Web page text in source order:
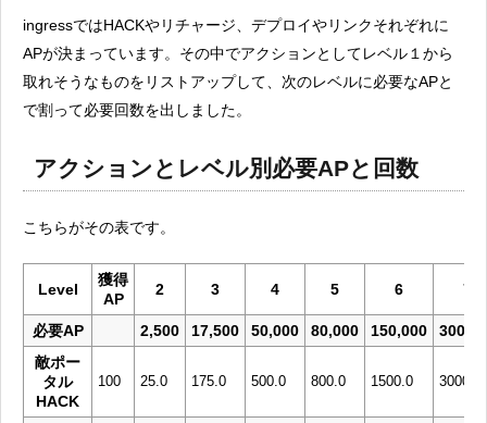
ingressではHACKやリチャージ、デプロイやリンクそれぞれに
APが決まっています。その中でアクションとしてレベル１から
取れそうなものをリストアップして、次のレベルに必要なAPと
で割って必要回数を出しました。
アクションとレベル別必要APと回数
こちらがその表です。
Level
獲得
AP
2 3 4 5 6 7
必要AP 2,500 17,500 50,000 80,000 150,000
敵ポー
タル
HACK
100 25.0 175.0 500.0 800.0 1500.0 3000.0